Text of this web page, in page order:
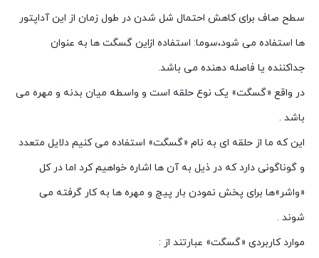
سطح صاف برای کاهش احتمال شل شدن در طول زمان از این آداپتور
ها استفاده می شود،سوما: استفاده ازاین گسگت ها به عنوان
جداکننده یا فاصله دهنده می باشد.
در واقع «گسگت» یک نوع حلقه است و واسطه میان بدنه و مهره می
باشد .
این که ما از حلقه ای به نام «گسگت» استفاده می کنیم دلایل متعدد
و گوناگونی دارد که در ذیل به آن ها اشاره خواهیم کرد اما در کل
«واشر»ها برای پخش نمودن بار پیچ و مهره ها به کار گرفته می
شوند .
موارد کاربردی «گسگت» عبارتند از :